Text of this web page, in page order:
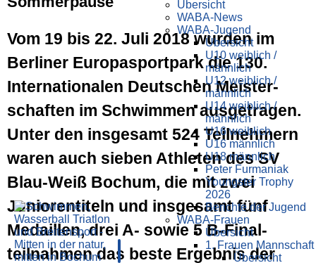
Übersicht
WABA-News
WABA-Jugend
Übersicht
U10 weiblich /
männlich
U12 weiblich /
männlich
U14 weiblich /
männlich
U16 weiblich
U16 männlich
U18 männlich
Peter Furmaniak
Youngster Trophy
2026
Berichte der Jugend
WABA-Frauen
Übersicht
1. Frauen Mannschaft
Übersicht
Vom 19 bis 22. Juli 2018 wurden im
Berliner Europa­sportpark die 130.
Internationalen Deutschen Meister­
schaften im Schwimmen ausgetragen.
Unter den insgesamt 524 Teil­nehmern
waren auch sieben Athleten des SV
Blau-Weiß Bochum, die mit zwei
Junioren­titeln und insgesamt fünf
Medaillen, drei A- sowie 5 B-Final­
teilnahmen das beste Ergebnis der